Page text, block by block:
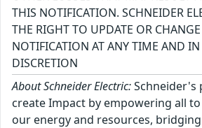
THIS NOTIFICATION. SCHNEIDER
THE RIGHT TO UPDATE OR
NOTIFICATION AT ANY TIME AND IN
DISCRETION
About Schneider Electric:Schneider's
create Impact by empowering all
our energy and resources,